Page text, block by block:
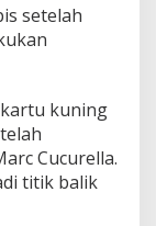
setelah
kuning
Cucurella.
titik balik